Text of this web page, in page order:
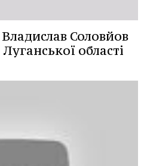
Соловйов
області